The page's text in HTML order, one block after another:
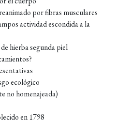
por fibras musculares
actividad escondida a la
hierba segunda piel
ecológico
no homenajeada)
en 1798